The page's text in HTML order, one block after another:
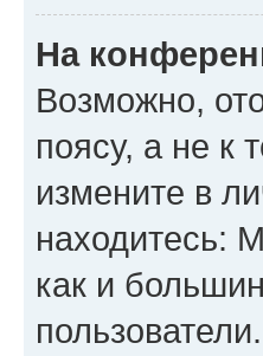
На
Возможно,
поясу, а не к
измените в
находитесь:
как и